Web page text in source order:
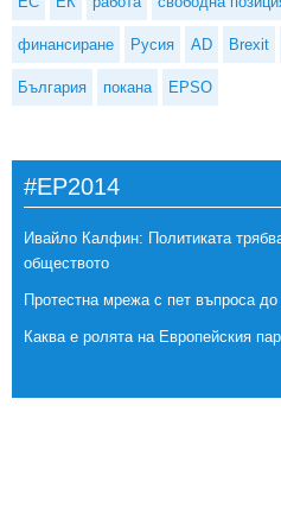
финансиране Русия AD Brexit
България покана EPSO
#EP2014
Ивайло Калфин: Политиката
обществото
Протестна мрежа с пет въпроса до
Каква е ролята на Европейския